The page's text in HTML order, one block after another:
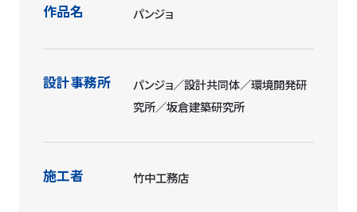
作品名 パンジョ
設計事務所
パンジョ／設計共同体／環境開発研
究所／坂倉建築研究所
施工者 竹中工務店